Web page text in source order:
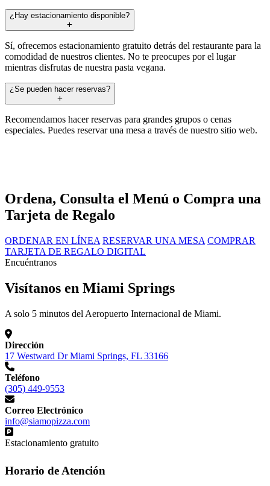
¿Hay estacionamiento disponible?
Sí, ofrecemos estacionamiento gratuito detrás del restaurante para la
comodidad de nuestros clientes. No te preocupes por el lugar
mientras disfrutas de nuestra pasta vegana.
¿Se pueden hacer reservas?
Recomendamos hacer reservas para grandes grupos o cenas
especiales. Puedes reservar una mesa a través de nuestro sitio web.
Ordena, Consulta el Menú o Compra una
Tarjeta de Regalo
ORDENAR EN LÍNEA RESERVAR UNA MESA COMPRAR
TARJETA DE REGALO DIGITAL
Encuéntranos
Visítanos en Miami Springs
A solo 5 minutos del Aeropuerto Internacional de Miami.
Dirección
17 Westward Dr Miami Springs, FL 33166
Teléfono
(305) 449-9553
Correo Electrónico
info@siamopizza.com
Estacionamiento gratuito
Horario de Atención